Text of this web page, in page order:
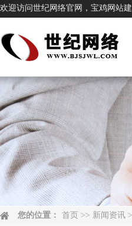
欢迎访问世纪网络官网，宝鸡
您的位置： 首页 >> 新闻资讯